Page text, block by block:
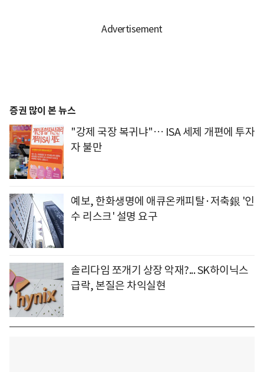
증권 많이 본 뉴스
"강제 국장 복귀냐"… ISA 세제 개편에 투자
자 불만
예보, 한화생명에 애큐온캐피탈·저축銀 '인
수 리스크' 설명 요구
솔리다임 쪼개기 상장 악재?... SK하이닉스
급락, 본질은 차익실현